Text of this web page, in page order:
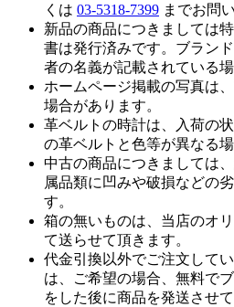
くは 03-5318-7399 までお問
新品の商品につきましては
書は発行済みです。ブラン
者の名義が記載されている
ホームページ掲載の写真は
場合があります。
革ベルトの時計は、入荷の
の革ベルトと色等が異なる
中古の商品につきましては
属品類に凹みや破損などの
す。
箱の無いものは、当店のオ
て送らせて頂きます。
代金引換以外でご注文して
は、ご希望の場合、無料で
をした後に商品を発送させ